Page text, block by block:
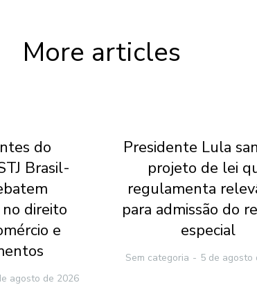
More articles
do
Brasil-
direito
e
agosto de 2026
Presidente Lula
projeto de lei
regulamenta
para admissão do
especial
Sem categoria 5 de agosto